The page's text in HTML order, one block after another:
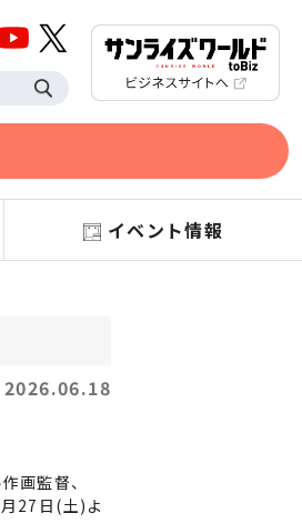
イベント情報
2026.06.18
画監督、
27日(土)よ